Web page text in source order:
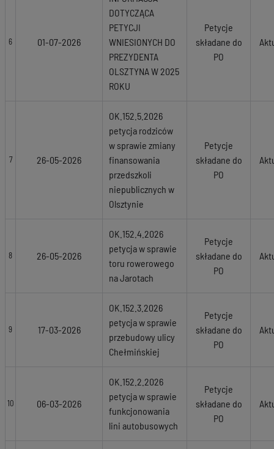
6 01-07-2026
DOTYCZĄCA
PETYCJI
WNIESIONYCH DO
PREZYDENTA
OLSZTYNA W 2025
ROKU
Petycje
składane do
PO
7 26-05-2026
OK.152.5.2026
petycja rodziców
w sprawie zmiany
finansowania
przedszkoli
niepublicznych w
Olsztynie
Petycje
składane do
PO
8 26-05-2026
OK.152.4.2026
petycja w sprawie
toru rowerowego
na Jarotach
Petycje
składane do
PO
9 17-03-2026
OK.152.3.2026
petycja w sprawie
przebudowy ulicy
Chełmińskiej
Petycje
składane do
PO
10 06-03-2026
OK.152.2.2026
petycja w sprawie
funkcjonowania
lini autobusowych
Petycje
składane do
PO